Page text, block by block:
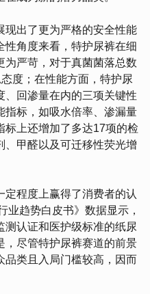
现出了更为严格的安全性能
性角度来看，特护尿裤在细
为严苛，对于真菌菌落总数
度；在性能方面，特护尿
、回渗量在内的三项关键性
指标，如吸水倍率、渗漏量
标上还增加了多达17项的检
、甲醛以及可迁移性荧光增
程度上赢得了消费者的认
业趋势白皮书》数据显示，
认证和医护级标准的纸尿
，尽管特护尿裤赛道的前景
品类且入局门槛较高，因而